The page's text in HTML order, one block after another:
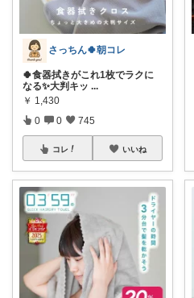
さっちん🍀朝コレ
🍀食器拭きがこれ1枚でラクに
なる✨大判キッ ...
￥ 1,430
0 0 745
コレ いいね